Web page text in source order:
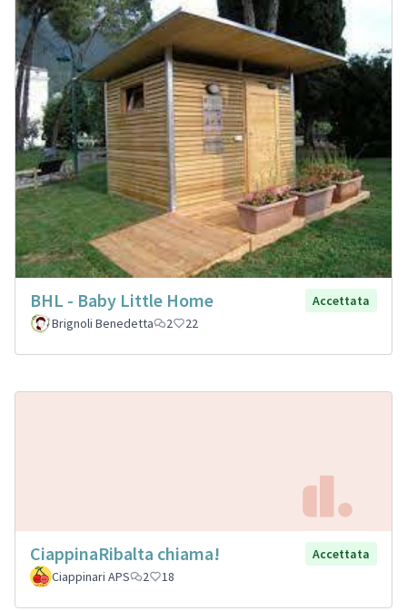
BHL - Baby Little Home
Accettata
Brignoli Benedetta
2 22
CiappinaRibalta chiama!
Accettata
Ciappinari APS
2 18